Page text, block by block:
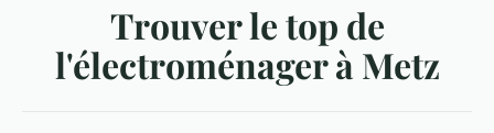
Trouver le top de
l'électroménager à Metz